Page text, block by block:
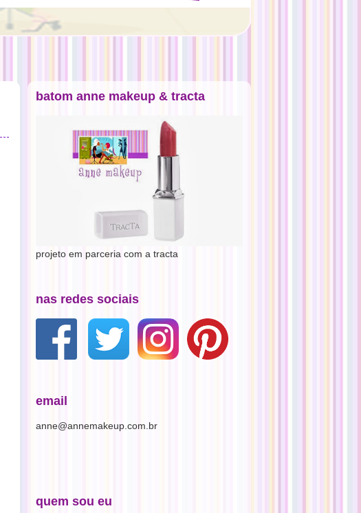
batom anne makeup & tracta
projeto em parceria com a tracta
nas redes sociais
email
anne@annemakeup.com.br
quem sou eu